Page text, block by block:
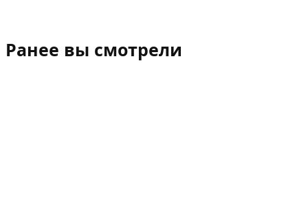
Ранее вы смотрели